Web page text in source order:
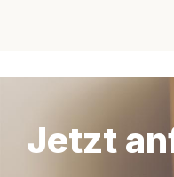
Jetzt